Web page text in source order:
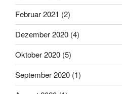
Februar 2021 (2)
Dezember 2020 (4)
Oktober 2020 (5)
September 2020 (1)